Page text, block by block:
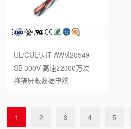
UL/CUL认证 AWM20549-
SB 300V 高速≥2000万次
拖链屏蔽数据电缆
1 2 3 4 5